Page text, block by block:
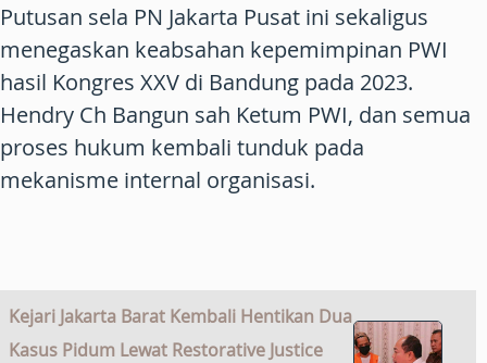
Putusan sela PN Jakarta Pusat ini sekaligus
menegaskan keabsahan kepemimpinan PWI
hasil Kongres XXV di Bandung pada 2023.
Hendry Ch Bangun sah Ketum PWI, dan semua
proses hukum kembali tunduk pada
mekanisme internal organisasi.
Kejari Jakarta Barat Kembali Hentikan Dua
Kasus Pidum Lewat Restorative Justice